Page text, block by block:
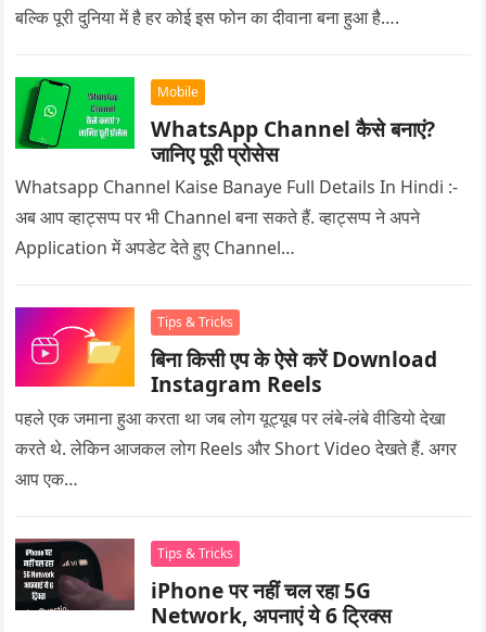
बल्कि पूरी दुनिया में है हर कोई इस फोन का दीवाना बना हुआ है….
Mobile
WhatsApp Channel कैसे बनाएं?
जानिए पूरी प्रोसेस
Whatsapp Channel Kaise Banaye Full Details In Hindi :-
अब आप व्हाट्सप्प पर भी Channel बना सकते हैं. व्हाट्सप्प ने अपने
Application में अपडेट देते हुए Channel…
Tips & Tricks
बिना किसी एप के ऐसे करें Download
Instagram Reels
पहले एक जमाना हुआ करता था जब लोग यूट्यूब पर लंबे-लंबे वीडियो देखा
करते थे. लेकिन आजकल लोग Reels और Short Video देखते हैं. अगर
आप एक…
Tips & Tricks
iPhone पर नहीं चल रहा 5G
Network, अपनाएं ये 6 ट्रिक्स